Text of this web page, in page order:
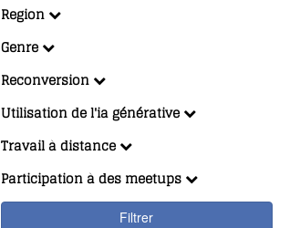
Region
Genre
Reconversion
Utilisation de l'ia générative
Travail à distance
Participation à des meetups
Filtrer